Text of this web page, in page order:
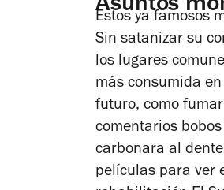
Asuntos
Estos ya famosos
Sin satanizar su
los lugares
más consumida
futuro, como
comentarios
carbonara al
películas para ver